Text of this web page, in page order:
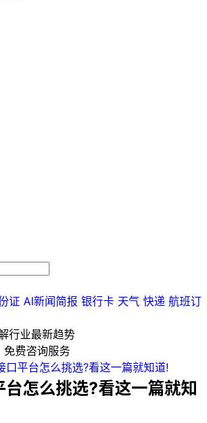
证 AI新闻简报 银行卡 天气 快递 航班订
行业最新趋势
免费咨询服务
口平台怎么挑选?看这一篇就知道!
怎么挑选?看这一篇就知